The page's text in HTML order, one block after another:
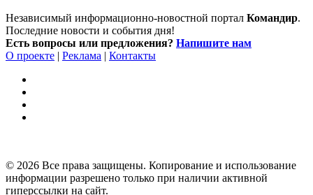
Независимый информационно-новостной портал Командир.
Последние новости и события дня!
Есть вопросы или предложения? Напишите нам
О проекте | Реклама | Контакты
© 2026 Все права защищены. Копирование и использование
информации разрешено только при наличии активной
гиперссылки на сайт.